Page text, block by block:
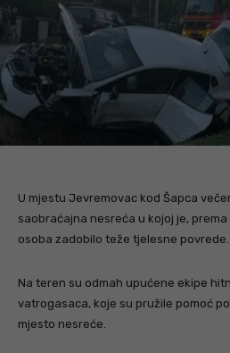
U mjestu Jevremovac kod Šapca
saobraćajna nesreća u kojoj je,
osoba zadobilo teže tjelesne povrede.
Na teren su odmah upućene ekipe
vatrogasaca, koje su pružile pomoć
mjesto nesreće.